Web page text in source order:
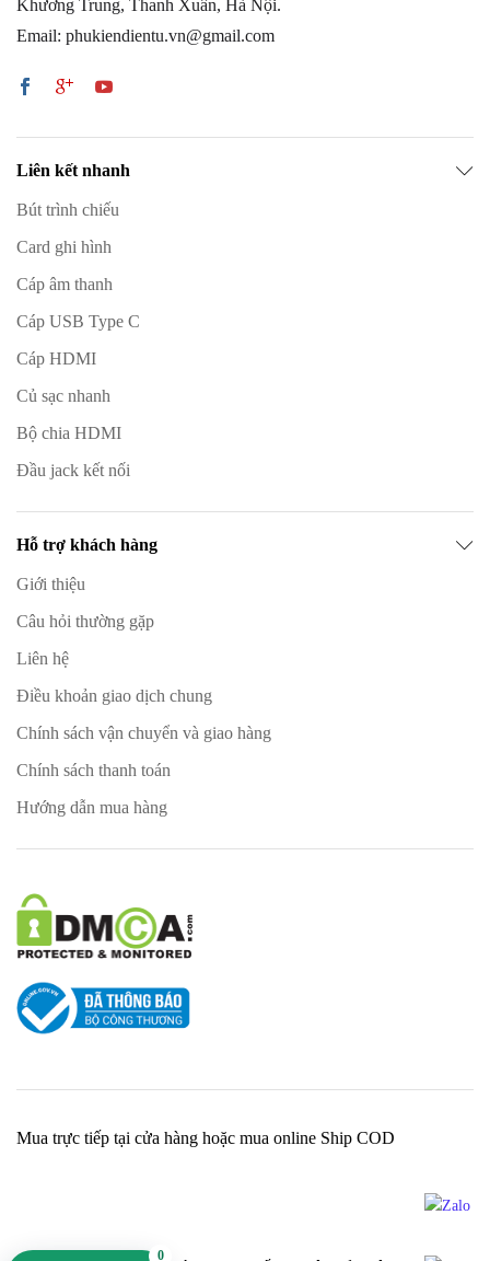
Khương Trung, Thanh Xuân, Hà Nội.
Email: phukiendientu.vn@gmail.com
Liên kết nhanh
Bút trình chiếu
Card ghi hình
Cáp âm thanh
Cáp USB Type C
Cáp HDMI
Củ sạc nhanh
Bộ chia HDMI
Đầu jack kết nối
Hỗ trợ khách hàng
Giới thiệu
Câu hỏi thường gặp
Liên hệ
Điều khoản giao dịch chung
Chính sách vận chuyển và giao hàng
Chính sách thanh toán
Hướng dẫn mua hàng
Mua trực tiếp tại cửa hàng hoặc mua online Ship COD
0